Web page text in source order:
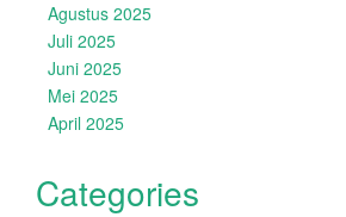
Agustus 2025
Juli 2025
Juni 2025
Mei 2025
April 2025
Categories